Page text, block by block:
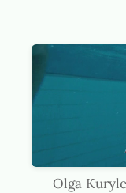
Olga